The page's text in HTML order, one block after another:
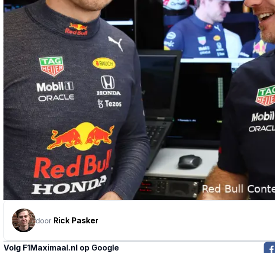
door Rick Pasker
Volg F1Maximaal.nl op Google